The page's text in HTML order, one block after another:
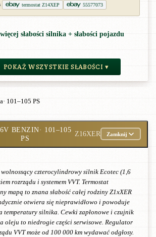
termostat Z14XEP 55577073
słabości silnika + słabości pojazdu
POKAŻ WSZYSTKIE SŁABOŚCI ▾
· 101–105 PS
BENZIN· 101–105
PS
Z16XER Zamknij
czterocylindrowy silnik Ecotec (1,6
rozrządu i systemem VVT. Termostat
mapą to znana słabość całej rodziny Z1xXER
otwiera się nieprawidłowo i powoduje
temperatury silnika. Cewki zapłonowe i czujnik
oleju to niedrogie części serwisowe. Regulator
VVT może od 100 000 km wydawać odgłosy.